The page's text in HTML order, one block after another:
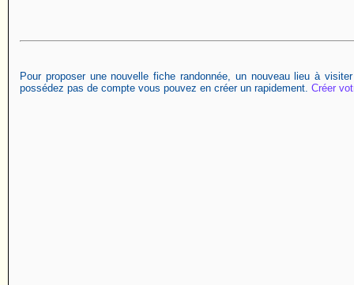
Pour proposer une nouvelle fiche randonnée, un nouveau lieu à
possédez pas de compte vous pouvez en créer un rapidement. Créer